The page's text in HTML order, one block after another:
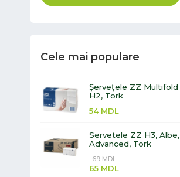
Cele mai populare
Șervețele ZZ Multifold
H2, Tork
54 MDL
Servetele ZZ H3, Albe,
Advanced, Tork
69MDL
65 MDL